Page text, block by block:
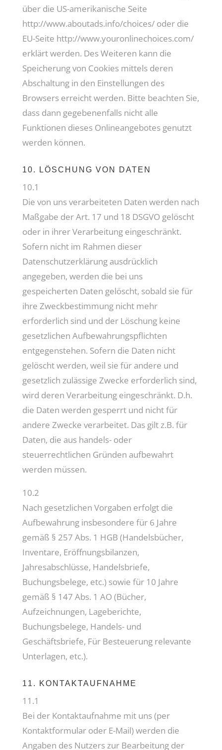
über die US-amerikanische Seite
http://www.aboutads.info/choices/ oder die
EU-Seite http://www.youronlinechoices.com/
erklärt werden. Des Weiteren kann die
Speicherung von Cookies mittels deren
Abschaltung in den Einstellungen des
Browsers erreicht werden. Bitte beachten Sie,
dass dann gegebenenfalls nicht alle
Funktionen dieses Onlineangebotes genutzt
werden können.
10. LÖSCHUNG VON DATEN
10.1
Die von uns verarbeiteten Daten werden nach
Maßgabe der Art. 17 und 18 DSGVO gelöscht
oder in ihrer Verarbeitung eingeschränkt.
Sofern nicht im Rahmen dieser
Datenschutzerklärung ausdrücklich
angegeben, werden die bei uns
gespeicherten Daten gelöscht, sobald sie für
ihre Zweckbestimmung nicht mehr
erforderlich sind und der Löschung keine
gesetzlichen Aufbewahrungspflichten
entgegenstehen. Sofern die Daten nicht
gelöscht werden, weil sie für andere und
gesetzlich zulässige Zwecke erforderlich sind,
wird deren Verarbeitung eingeschränkt. D.h.
die Daten werden gesperrt und nicht für
andere Zwecke verarbeitet. Das gilt z.B. für
Daten, die aus handels- oder
steuerrechtlichen Gründen aufbewahrt
werden müssen.
10.2
Nach gesetzlichen Vorgaben erfolgt die
Aufbewahrung insbesondere für 6 Jahre
gemäß § 257 Abs. 1 HGB (Handelsbücher,
Inventare, Eröffnungsbilanzen,
Jahresabschlüsse, Handelsbriefe,
Buchungsbelege, etc.) sowie für 10 Jahre
gemäß § 147 Abs. 1 AO (Bücher,
Aufzeichnungen, Lageberichte,
Buchungsbelege, Handels- und
Geschäftsbriefe, Für Besteuerung relevante
Unterlagen, etc.).
11. KONTAKTAUFNAHME
11.1
Bei der Kontaktaufnahme mit uns (per
Kontaktformular oder E-Mail) werden die
Angaben des Nutzers zur Bearbeitung der